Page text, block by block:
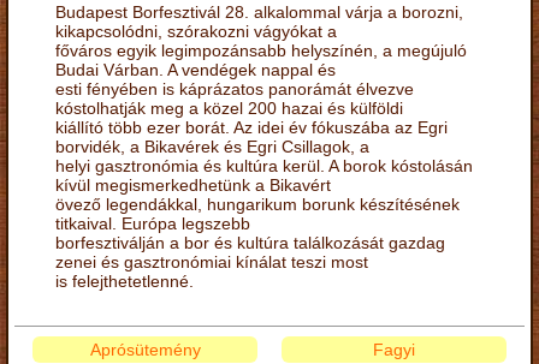
Budapest Borfesztivál 28. alkalommal várja a borozni,
kikapcsolódni, szórakozni vágyókat a
főváros egyik legimpozánsabb helyszínén, a megújuló
Budai Várban. A vendégek nappal és
esti fényében is káprázatos panorámát élvezve
kóstolhatják meg a közel 200 hazai és külföldi
kiállító több ezer borát. Az idei év fókuszába az Egri
borvidék, a Bikavérek és Egri Csillagok, a
helyi gasztronómia és kultúra kerül. A borok kóstolásán
kívül megismerkedhetünk a Bikavért
övező legendákkal, hungarikum borunk készítésének
titkaival. Európa legszebb
borfesztiválján a bor és kultúra találkozását gazdag
zenei és gasztronómiai kínálat teszi most
is felejthetetlenné.
Aprósütemény
Fagyi